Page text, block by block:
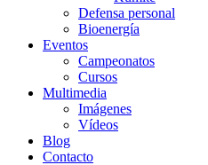
Defensa personal
Bioenergía
Eventos
Campeonatos
Cursos
Multimedia
Imágenes
Vídeos
Blog
Contacto